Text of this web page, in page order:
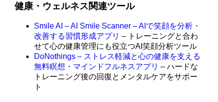
健康・ウェルネス関連ツール
Smile AI – AI Smile Scanner – AIで笑顔を分析・
改善する習慣形成アプリ – トレーニングと合わ
せて心の健康管理にも役立つAI笑顔分析ツール
DoNothings – ストレス軽減と心の健康を支える
無料瞑想・マインドフルネスアプリ – ハードな
トレーニング後の回復とメンタルケアをサポー
ト